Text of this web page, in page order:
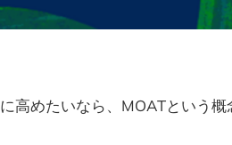
高めたいなら、MOATという